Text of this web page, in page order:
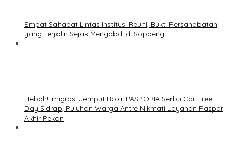
Empat Sahabat Lintas Institusi Reuni, Bukti Persahabatan
yang Terjalin Sejak Mengabdi di Soppeng
Heboh! Imigrasi Jemput Bola, PASPORIA Serbu Car Free
Day Sidrap, Puluhan Warga Antre Nikmati Layanan Paspor
Akhir Pekan